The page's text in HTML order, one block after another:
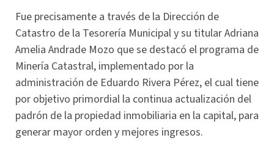
Fue precisamente a través de la Dirección de
Catastro de la Tesorería Municipal y su titular Adriana
Amelia Andrade Mozo que se destacó el programa de
Minería Catastral, implementado por la
administración de Eduardo Rivera Pérez, el cual tiene
por objetivo primordial la continua actualización del
padrón de la propiedad inmobiliaria en la capital, para
generar mayor orden y mejores ingresos.